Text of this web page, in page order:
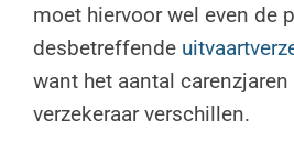
moet hiervoor wel even de
desbetreffende
want het aantal
verzekeraar verschillen.